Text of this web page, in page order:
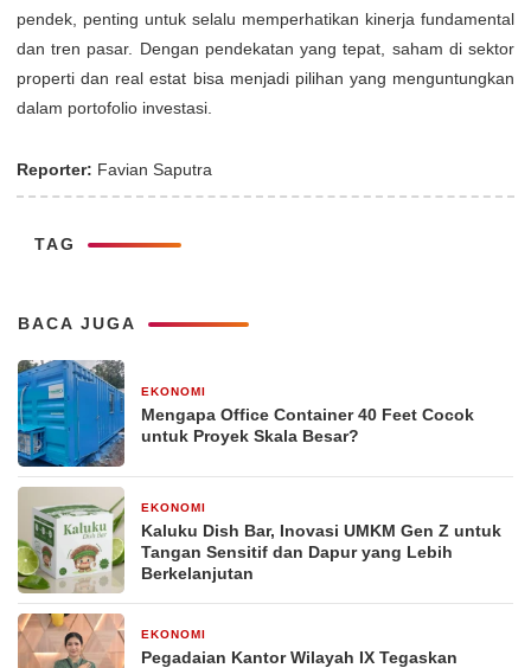
pendek, penting untuk selalu memperhatikan kinerja fundamental
dan tren pasar. Dengan pendekatan yang tepat, saham di sektor
properti dan real estat bisa menjadi pilihan yang menguntungkan
dalam portofolio investasi.
Reporter: Favian Saputra
TAG
BACA JUGA
EKONOMI
Mengapa Office Container 40 Feet Cocok
untuk Proyek Skala Besar?
EKONOMI
Kaluku Dish Bar, Inovasi UMKM Gen Z untuk
Tangan Sensitif dan Dapur yang Lebih
Berkelanjutan
EKONOMI
Pegadaian Kantor Wilayah IX Tegaskan